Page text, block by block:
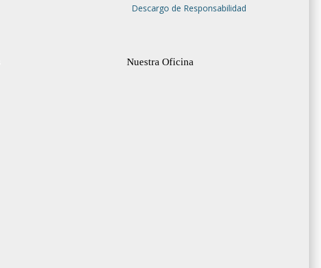
Descargo de Responsabilidad
Nuestra Oficina